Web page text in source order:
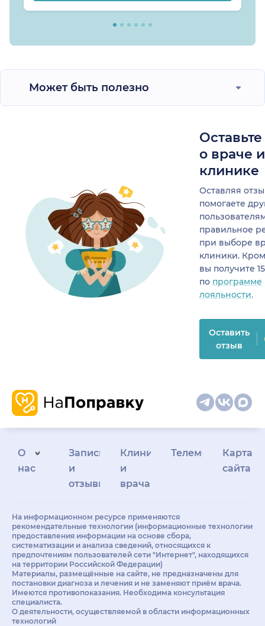
Может быть полезно
о враче
клинике
Оставляя
помогаете
правильное
при выборе
клиники.
вы получите
по программе
лояльности.
Оставить
отзыв
О
нас
Запись
и
отзывы
Клиникам
и
врачам
Телемедицина
Карта
сайта
На информационном ресурсе применяются
рекомендательные технологии (информационные технологии
предоставления информации на основе сбора,
систематизации и анализа сведений, относящихся к
предпочтениям пользователей сети "Интернет", находящихся
на территории Российской Федерации)
Материалы, размещённые на сайте, не предназначены для
постановки диагноза и лечения и не заменяют приём врача.
Имеются противопоказания. Необходима консультация
специалиста.
О деятельности, осуществляемой в области информационных
технологий